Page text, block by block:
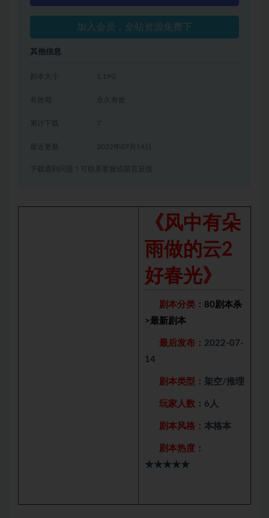
加入会员，全站资源免费下
其他信息
剧本大小 1.19G
有效期 永久有效
累计下载 7
2022年07月14日
下载遇到问题？可联系客服或留言反馈
《风中有朵
雨做的云2
好春光》
剧本分类： 80剧本杀
>最新剧本
最后发布： 2022-07-
14
剧本类型： 架空/推理
玩家人数： 6人
剧本风格： 本格本
剧本热度：
★★★★★